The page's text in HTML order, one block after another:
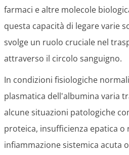
farmaci e altre molecole
questa capacità di legare varie
svolge un ruolo cruciale nel
attraverso il circolo sanguigno.
In condizioni fisiologiche
plasmatica dell'albumina varia
alcune situazioni patologiche
proteica, insufficienza epatica o
infiammazione sistemica acuta